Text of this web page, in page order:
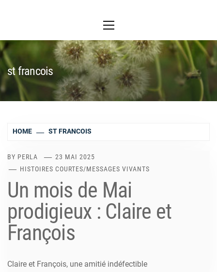
Menu
st francois
HOME ST FRANCOIS
BY PERLA
23 MAI 2025
HISTOIRES COURTES/MESSAGES VIVANTS
Un mois de Mai
prodigieux : Claire et
François
Claire et François, une amitié indéfectible